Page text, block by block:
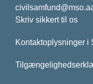
Skriv sikkert til os
Kontaktoplysninger i